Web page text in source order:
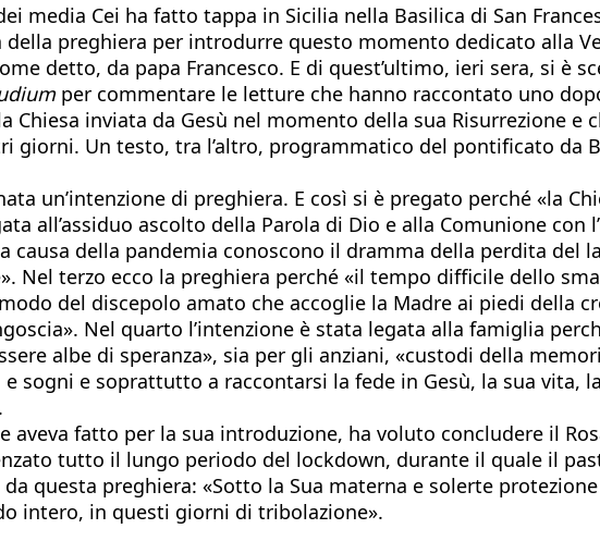
media Cei ha fatto tappa in Sicilia nella Basilica di San
della preghiera per introdurre questo momento dedicato alla
detto, da papa Francesco. E di quest’ultimo, ieri sera, si è
per commentare le letture che hanno raccontato uno
inviata da Gesù nel momento della sua Risurrezione e
giorni. Un testo, tra l’altro, programmatico del pontificato da
un’intenzione di preghiera. E così si è pregato perché «la
all’assiduo ascolto della Parola di Dio e alla Comunione con
causa della pandemia conoscono il dramma della perdita
Nel terzo ecco la preghiera perché «il tempo difficile dello
del discepolo amato che accoglie la Madre ai piedi della
Nel quarto l’intenzione è stata legata alla famiglia
albe di speranza», sia per gli anziani, «custodi della
sogni e soprattutto a raccontarsi la fede in Gesù, la sua vita,
aveva fatto per la sua introduzione, ha voluto concludere il
tutto il lungo periodo del lockdown, durante il quale il
da questa preghiera: «Sotto la Sua materna e solerte
intero, in questi giorni di tribolazione».